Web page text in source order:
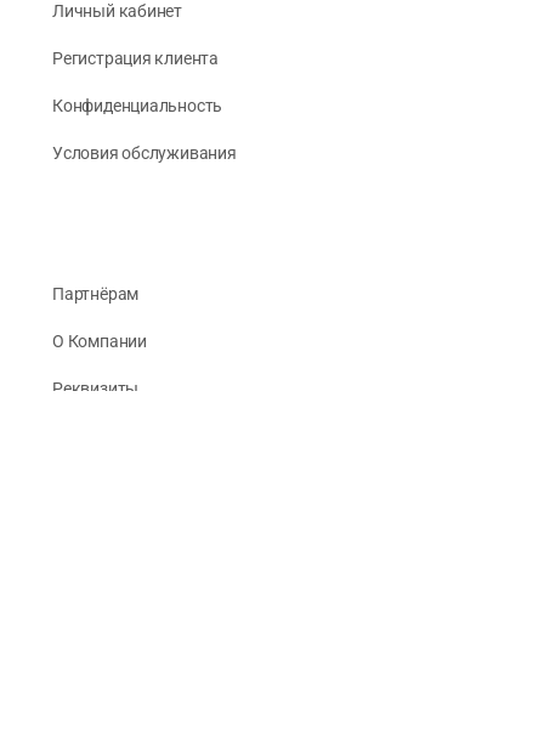
Личный кабинет
Регистрация клиента
Конфиденциальность
Условия обслуживания
Партнёрам
О Компании
Реквизиты